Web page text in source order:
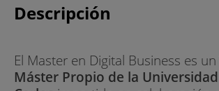
Descripción
El Master en Digital Business es un
Máster Propio de la Universidad